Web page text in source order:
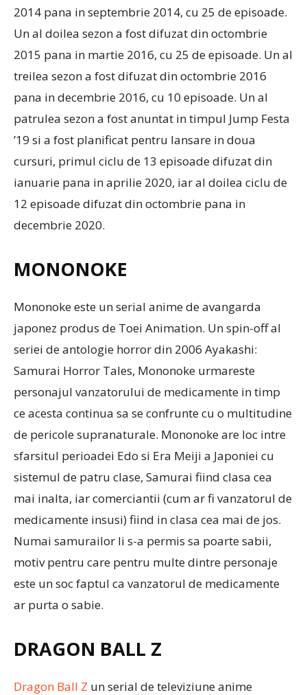
2014 pana in septembrie 2014, cu 25 de episoade.
Un al doilea sezon a fost difuzat din octombrie
2015 pana in martie 2016, cu 25 de episoade. Un al
treilea sezon a fost difuzat din octombrie 2016
pana in decembrie 2016, cu 10 episoade. Un al
patrulea sezon a fost anuntat in timpul Jump Festa
’19 si a fost planificat pentru lansare in doua
cursuri, primul ciclu de 13 episoade difuzat din
ianuarie pana in aprilie 2020, iar al doilea ciclu de
12 episoade difuzat din octombrie pana in
decembrie 2020.
MONONOKE
Mononoke este un serial anime de avangarda
japonez produs de Toei Animation. Un spin-off al
seriei de antologie horror din 2006 Ayakashi:
Samurai Horror Tales, Mononoke urmareste
personajul vanzatorului de medicamente in timp
ce acesta continua sa se confrunte cu o multitudine
de pericole supranaturale. Mononoke are loc intre
sfarsitul perioadei Edo si Era Meiji a Japoniei cu
sistemul de patru clase, Samurai fiind clasa cea
mai inalta, iar comerciantii (cum ar fi vanzatorul de
medicamente insusi) fiind in clasa cea mai de jos.
Numai samurailor li s-a permis sa poarte sabii,
motiv pentru care pentru multe dintre personaje
este un soc faptul ca vanzatorul de medicamente
ar purta o sabie.
DRAGON BALL Z
Dragon Ball Z un serial de televiziune anime